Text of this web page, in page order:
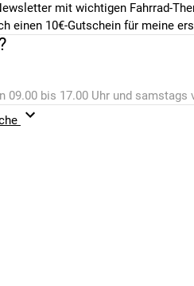
mit wichtigen Fahrrad-
einen 10€-Gutschein für meine
bis 17.00 Uhr und samstags